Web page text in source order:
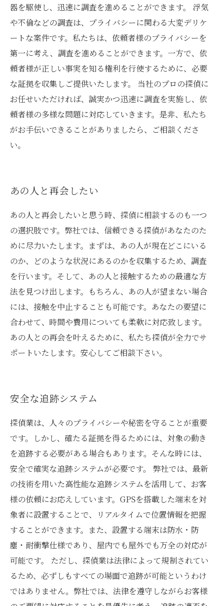
器を駆使し、迅速に調査を進めることができます。 浮気
や不倫などの調査は、プライバシーに関わる大変デリケ
ートな案件です。私たちは、依頼者様のプライバシーを
第一に考え、調査を進めることができます。一方で、依
頼者様が正しい事実を知る権利を行使するために、必要
な証拠を収集しご提供いたします。 当社のプロの探偵に
お任せいただければ、誠実かつ迅速に調査を実施し、依
頼者様の多様な問題に対応していきます。是非、私たち
がお手伝いできることがありましたら、ご相談くださ
い。
あの人と再会したい
あの人と再会したいと思う時、探偵に相談するのも一つ
の選択肢です。弊社では、信頼できる探偵があなたのた
めに尽力いたします。まずは、あの人が現在どこにいる
のか、どのような状況にあるのかを収集するため、調査
を行います。そして、あの人と接触するための最適な方
法を見つけ出します。もちろん、あの人が望まない場合
には、接触を中止することも可能です。あなたの要望に
合わせて、時間や費用についても柔軟に対応致します。
あの人との再会を叶えるために、私たち探偵が全力でサ
ポートいたします。安心してご相談下さい。
安全な追跡システム
探偵業は、人々のプライバシーや秘密を守ることが重要
です。しかし、確たる証拠を得るためには、対象の動き
を追跡する必要がある場合もあります。そんな時には、
安全で確実な追跡システムが必要です。 弊社では、最新
の技術を用いた高性能な追跡システムを活用して、お客
様の依頼にお応えしています。GPSを搭載した端末を対
象者に設置することで、リアルタイムで位置情報を把握
することができます。また、設置する端末は防水・防
塵・耐衝撃仕様であり、屋内でも屋外でも万全の対応が
可能です。 ただし、探偵業は法律によって規制されてい
るため、必ずしもすべての場面で追跡が可能というわけ
ではありません。弊社では、法律を遵守しながらお客様